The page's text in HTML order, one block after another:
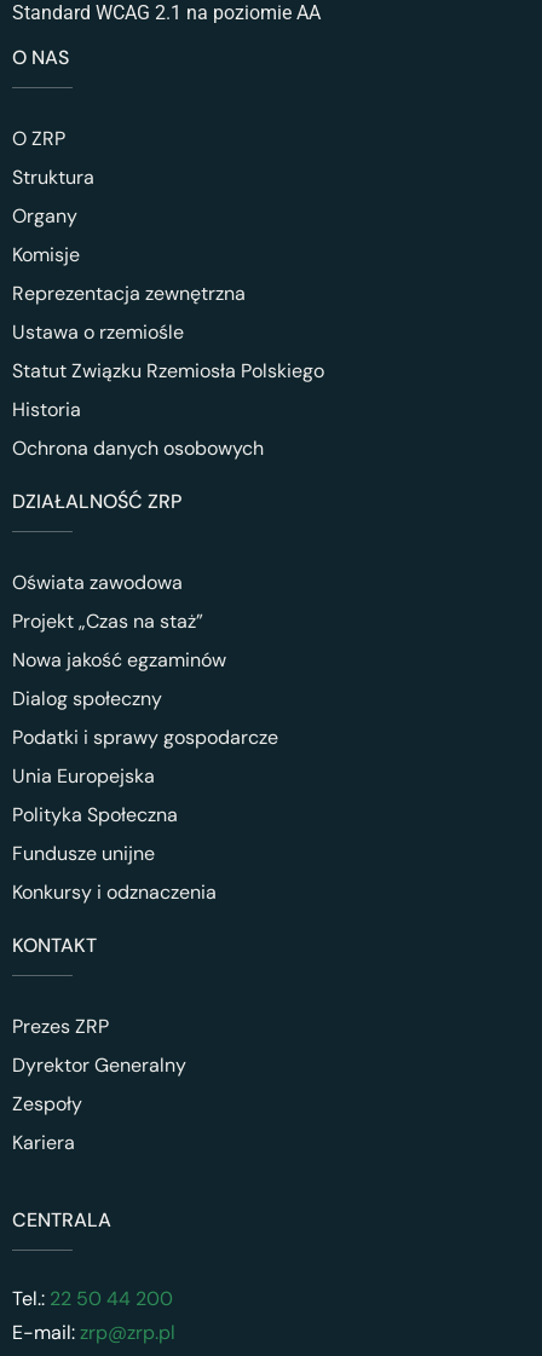
Standard WCAG 2.1 na poziomie AA
O NAS
O ZRP
Struktura
Organy
Komisje
Reprezentacja zewnętrzna
Ustawa o rzemiośle
Statut Związku Rzemiosła Polskiego
Historia
Ochrona danych osobowych
DZIAŁALNOŚĆ ZRP
Oświata zawodowa
Projekt „Czas na staż”
Nowa jakość egzaminów
Dialog społeczny
Podatki i sprawy gospodarcze
Unia Europejska
Polityka Społeczna
Fundusze unijne
Konkursy i odznaczenia
KONTAKT
Prezes ZRP
Dyrektor Generalny
Zespoły
Kariera
CENTRALA
Tel.: 22 50 44 200
E-mail:zrp@zrp.pl